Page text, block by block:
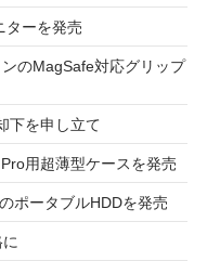
ターを発売
のMagSafe対応グリップ
下を申し立て
用超薄型ケースを発売
ポータブルHDDを発売